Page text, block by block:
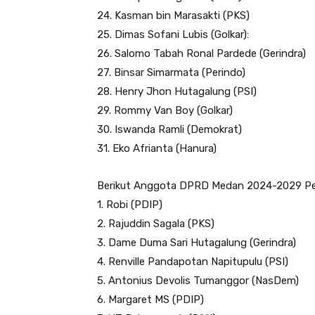
24. Kasman bin Marasakti (PKS)
25. Dimas Sofani Lubis (Golkar):
26. Salomo Tabah Ronal Pardede (Gerindra)
27. Binsar Simarmata (Perindo)
28. Henry Jhon Hutagalung (PSI)
29. Rommy Van Boy (Golkar)
30. Iswanda Ramli (Demokrat)
31. Eko Afrianta (Hanura)
Berikut Anggota DPRD Medan 2024-2029
1. Robi (PDIP)
2. Rajuddin Sagala (PKS)
3. Dame Duma Sari Hutagalung (Gerindra)
4. Renville Pandapotan Napitupulu (PSI)
5. Antonius Devolis Tumanggor (NasDem)
6. Margaret MS (PDIP)